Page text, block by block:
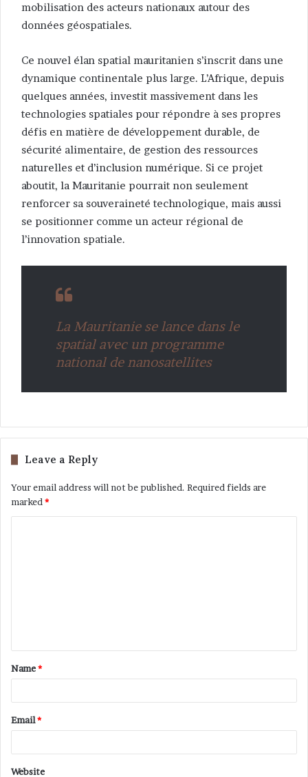
mobilisation des acteurs nationaux autour des
données géospatiales.
Ce nouvel élan spatial mauritanien s’inscrit dans une
dynamique continentale plus large. L’Afrique, depuis
quelques années, investit massivement dans les
technologies spatiales pour répondre à ses propres
défis en matière de développement durable, de
sécurité alimentaire, de gestion des ressources
naturelles et d’inclusion numérique. Si ce projet
aboutit, la Mauritanie pourrait non seulement
renforcer sa souveraineté technologique, mais aussi
se positionner comme un acteur régional de
l’innovation spatiale.
La Mauritanie se lance dans le
spatial avec un programme
national de nanosatellites
Leave a Reply
Your email address will not be published. Required fields are
marked *
Name*
Email*
Website